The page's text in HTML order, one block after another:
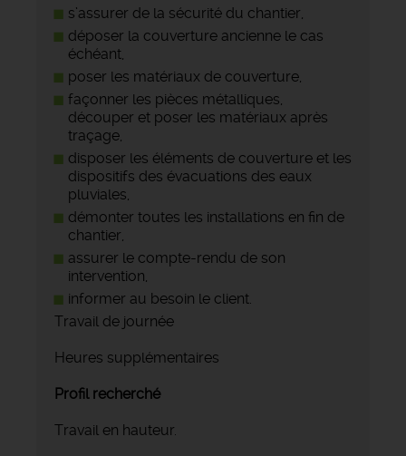
s’assurer de la sécurité du chantier,
déposer la couverture ancienne le cas
échéant,
poser les matériaux de couverture,
façonner les pièces métalliques,
découper et poser les matériaux après
traçage,
disposer les éléments de couverture et les
dispositifs des évacuations des eaux
pluviales,
démonter toutes les installations en fin de
chantier,
assurer le compte-rendu de son
intervention,
informer au besoin le client.
Travail de journée
Heures supplémentaires
Profil recherché
Travail en hauteur.